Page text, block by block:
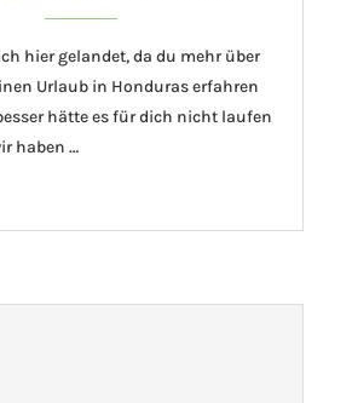
hier gelandet, da du mehr über
Urlaub in Honduras erfahren
hätte es für dich nicht laufen
haben …